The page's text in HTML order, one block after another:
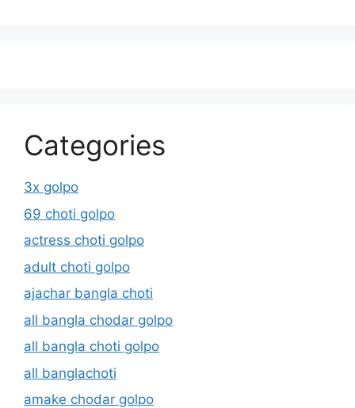
Categories
3x golpo
69 choti golpo
actress choti golpo
adult choti golpo
ajachar bangla choti
all bangla chodar golpo
all bangla choti golpo
all banglachoti
amake chodar golpo